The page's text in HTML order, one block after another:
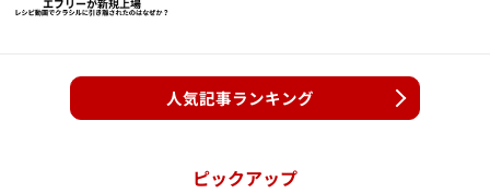
人気記事ランキング
ピックアップ